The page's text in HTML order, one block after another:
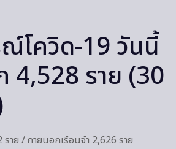
โควิด-19 วันนี้
4,528 ราย (30
าย / ภายนอกเรือนจำ 2,626 ราย